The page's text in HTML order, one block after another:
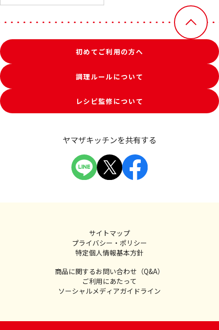
初めてご利用の方へ
調理ルールについて
レシピ監修について
ヤマザキッチンを共有する
サイトマップ
プライバシー・ポリシー
特定個人情報基本方針
商品に関するお問い合わせ（Q&A）
ご利用にあたって
ソーシャルメディアガイドライン